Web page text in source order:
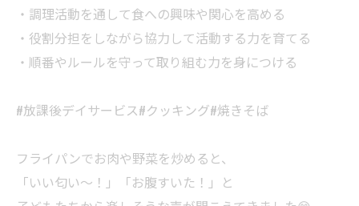
・調理活動を通して食への興味や関心を高める
・役割分担をしながら協力して活動する力を育てる
・順番やルールを守って取り組む力を身につける
#放課後デイサービス#クッキング#焼きそば
フライパンでお肉や野菜を炒めると、
「いい匂い〜！」「お腹すいた！」と